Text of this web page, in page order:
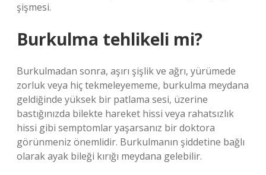
şişmesi.
Burkulma tehlikeli mi?
Burkulmadan sonra, aşırı şişlik ve ağrı, yürümede
zorluk veya hiç tekmeleyememe, burkulma meydana
geldiğinde yüksek bir patlama sesi, üzerine
bastığınızda bilekte hareket hissi veya rahatsızlık
hissi gibi semptomlar yaşarsanız bir doktora
görünmeniz önemlidir. Burkulmanın şiddetine bağlı
olarak ayak bileği kırığı meydana gelebilir.